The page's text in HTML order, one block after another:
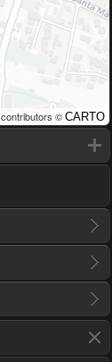
contributors © CARTO